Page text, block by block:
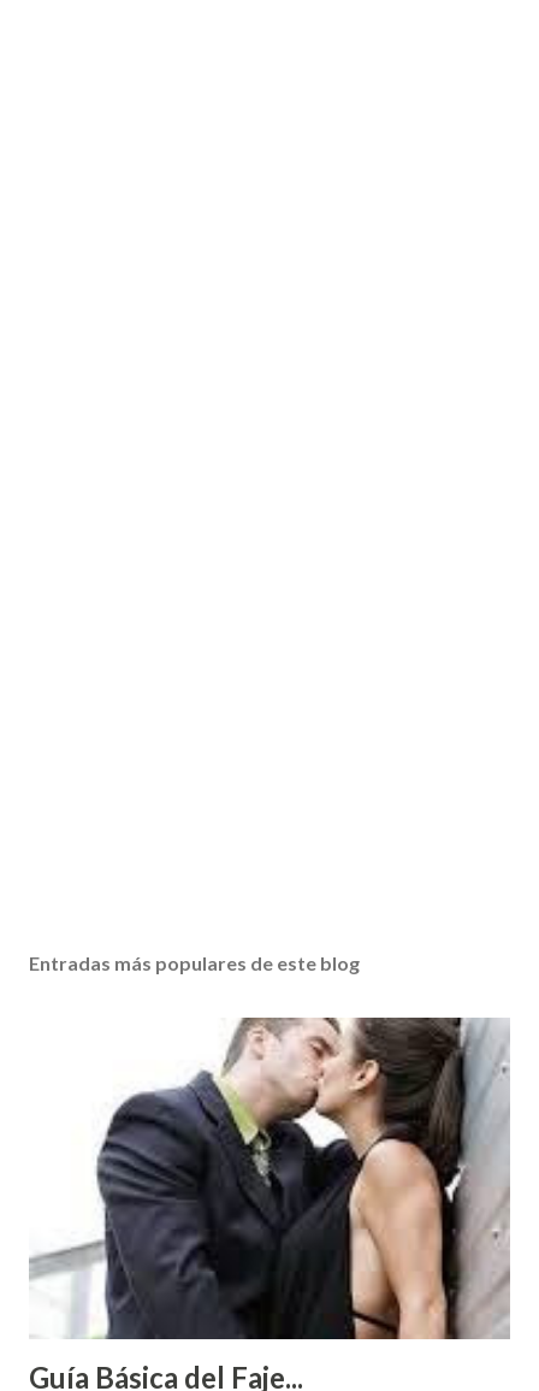
Entradas más populares de este blog
Guía Básica del Faje...